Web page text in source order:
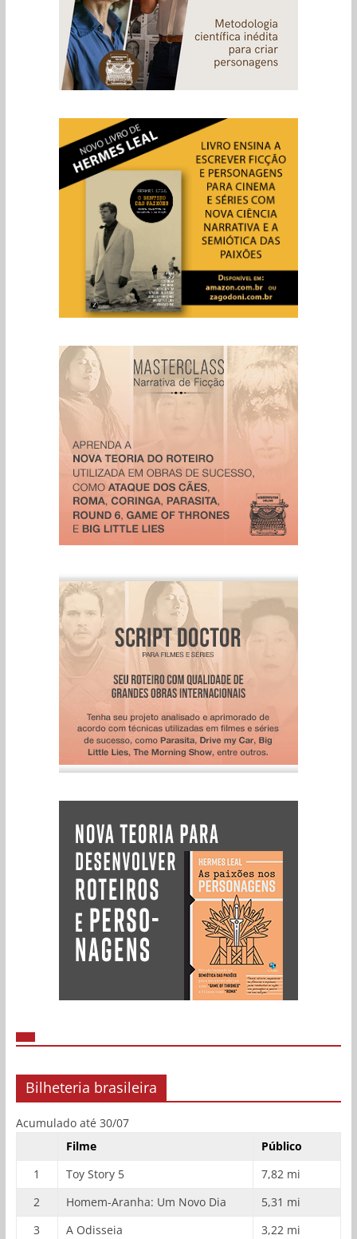
Bilheteria brasileira
Acumulado até 30/07
Filme
Público
1
Toy Story 5
7,82 mi
2
Homem-Aranha: Um Novo Dia
5,31 mi
3
A Odisseia
3,22 mi